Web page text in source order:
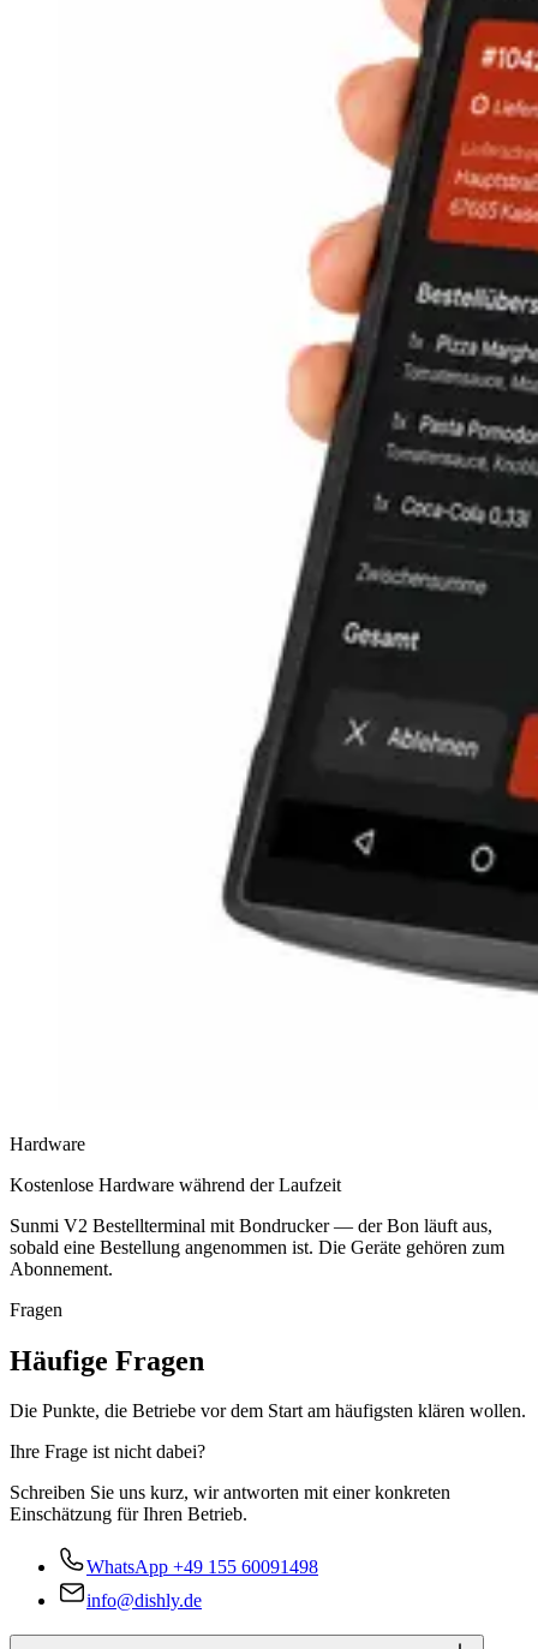
Hardware
Kostenlose Hardware während der Laufzeit
Sunmi V2 Bestellterminal mit Bondrucker — der Bon läuft aus,
sobald eine Bestellung angenommen ist. Die Geräte gehören zum
Abonnement.
Fragen
Häufige Fragen
Die Punkte, die Betriebe vor dem Start am häufigsten klären wollen.
Ihre Frage ist nicht dabei?
Schreiben Sie uns kurz, wir antworten mit einer konkreten
Einschätzung für Ihren Betrieb.
WhatsApp +49 155 60091498
info@dishly.de